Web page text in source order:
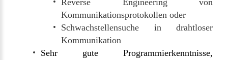
Reverse Engineering von
Kommunikationsprotokollen oder
Schwachstellensuche in drahtloser
Kommunikation
Sehr gute Programmierkenntnisse,